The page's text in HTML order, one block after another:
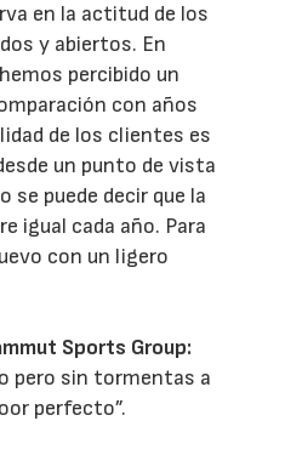
en la actitud de los
y abiertos. En
percibido un
con años
de los clientes es
un punto de vista
se puede decir que la
igual cada año. Para
con un ligero
Sports Group:
pero sin tormentas a
perfecto”.